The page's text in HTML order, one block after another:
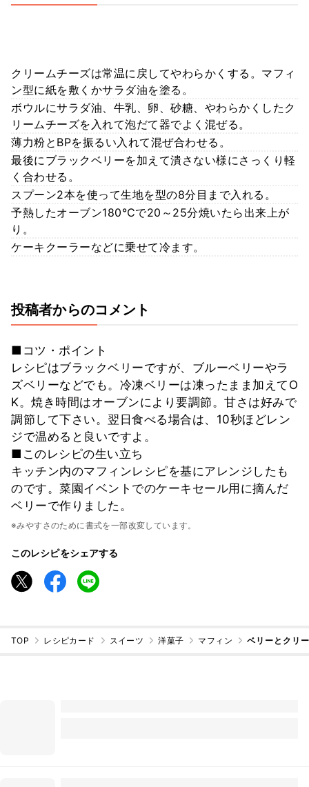
クリームチーズは常温に戻してやわらかくする。マフィ
ン型に紙を敷くかサラダ油を塗る。
ボウルにサラダ油、牛乳、卵、砂糖、やわらかくしたク
リームチーズを入れて泡だて器でよく混ぜる。
薄力粉とBPを振るい入れて混ぜ合わせる。
最後にブラックベリーを加えて潰さない様にさっくり軽
く合わせる。
スプーン2本を使って生地を型の8分目まで入れる。
予熱したオーブン180℃で20～25分焼いたら出来上が
り。
ケーキクーラーなどに乗せて冷ます。
投稿者からのコメント
■コツ・ポイント
レシピはブラックベリーですが、ブルーベリーやラ
ズベリーなどでも。冷凍ベリーは凍ったまま加えてO
K。焼き時間はオーブンにより要調節。甘さは好みで
調節して下さい。翌日食べる場合は、10秒ほどレン
ジで温めると良いですよ。
■このレシピの生い立ち
キッチン内のマフィンレシピを基にアレンジしたも
のです。菜園イベントでのケーキセール用に摘んだ
ベリーで作りました。
※みやすさのために書式を一部改変しています。
このレシピをシェアする
TOP レシピカード スイーツ 洋菓子 マフィン ベリーとクリ